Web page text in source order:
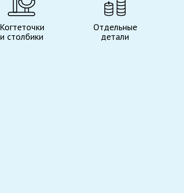
Когтеточки
и столбики
Отдельные
детали